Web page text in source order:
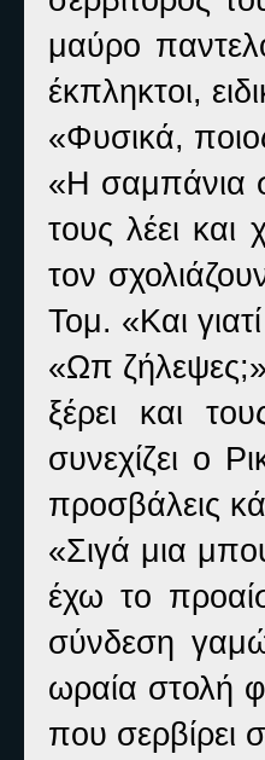
μαύρο
έκπληκτοι,
«Φυσικά,
«Η σαμπάνια
τους λέει
τον
Τομ. «Και
«Ωπ
ξέρει και
συνεχίζει ο
προσβάλεις
«Σιγά μια
έχω το
σύνδεση
ωραία στολή
που σερβίρει